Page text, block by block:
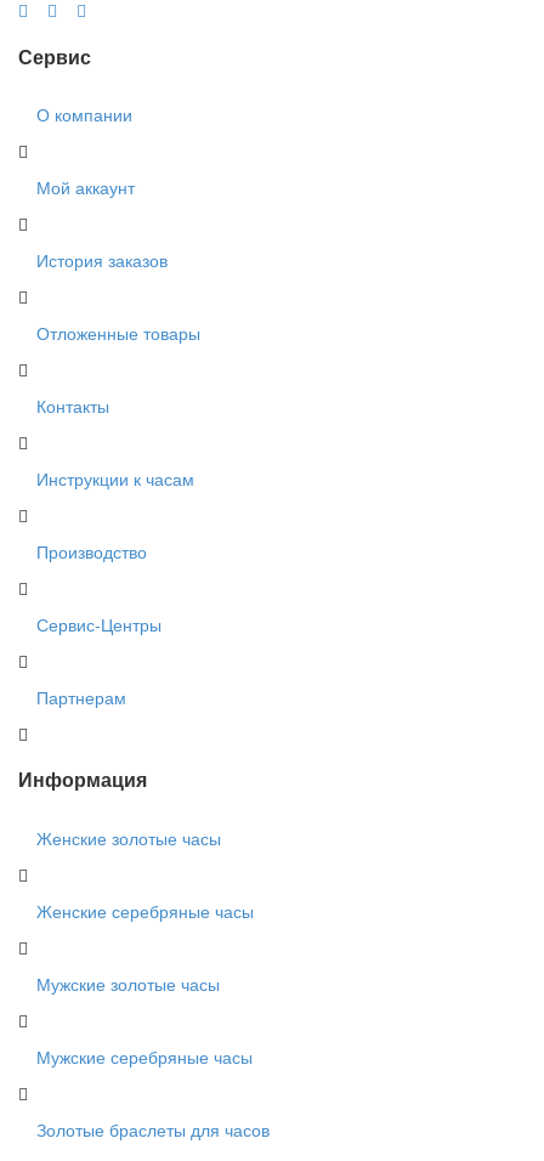
Сервис
О компании
Мой аккаунт
История заказов
Отложенные товары
Контакты
Инструкции к часам
Производство
Сервис-Центры
Партнерам
Информация
Женские золотые часы
Женские серебряные часы
Мужские золотые часы
Мужские серебряные часы
Золотые браслеты для часов